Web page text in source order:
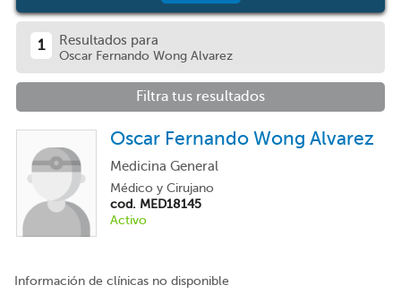
1 Resultados para
Oscar Fernando Wong Alvarez
Filtra tus resultados
Oscar Fernando Wong Alvarez
Medicina General
Médico y Cirujano
cod. MED18145
Activo
Información de clínicas no disponible